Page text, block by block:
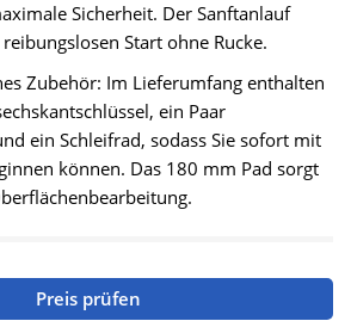
Sicherheit. Der Sanftanlauf
Start ohne Rucke.
Zubehör: Im Lieferumfang enthalten
ein Paar
ein Schleifrad, sodass Sie sofort mit
können. Das 180 mm Pad sorgt
Preis prüfen